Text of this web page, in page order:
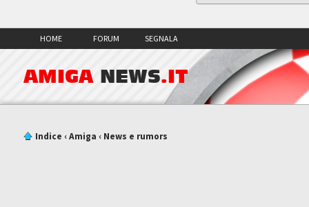
HOME FORUM SEGNALA
AMIGA NEWS.IT
Indice ‹Amiga ‹ News e rumors